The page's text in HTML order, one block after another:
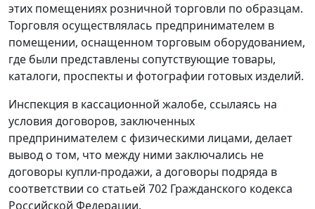
этих помещениях розничной торговли по образцам.
Торговля осуществлялась предпринимателем в
помещении, оснащенном торговым оборудованием,
где были представлены сопутствующие товары,
каталоги, проспекты и фотографии готовых изделий.
Инспекция в кассационной жалобе, ссылаясь на
условия договоров, заключенных
предпринимателем с физическими лицами, делает
вывод о том, что между ними заключались не
договоры купли-продажи, а договоры подряда в
соответствии со статьей 702 Гражданского кодекса
Российской Федерации.